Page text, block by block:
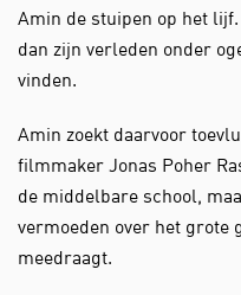
Amin de stuipen op het
dan zijn verleden onder
vinden.
Amin zoekt daarvoor
filmmaker Jonas Poher
de middelbare school,
vermoeden over het grote
meedraagt.